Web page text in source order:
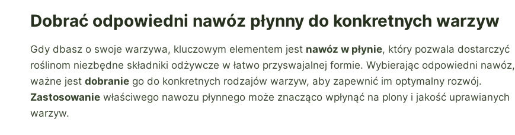
Dobrać odpowiedni nawóz płynny do konkretnych warzyw
Gdy dbasz o swoje warzywa, kluczowym elementem jest nawóz w płynie, który pozwala dostarczyć
roślinom niezbędne składniki odżywcze w łatwo przyswajalnej formie. Wybierając odpowiedni nawóz,
ważne jest dobranie go do konkretnych rodzajów warzyw, aby zapewnić im optymalny rozwój.
Zastosowanie właściwego nawozu płynnego może znacząco wpłynąć na plony i jakość uprawianych
warzyw.